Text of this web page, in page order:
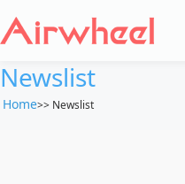
Newslist
Home>> Newslist